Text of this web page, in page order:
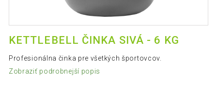
KETTLEBELL ČINKA SIVÁ - 6 KG
Profesionálna činka pre všetkých športovcov.
Zobraziť podrobnejší popis